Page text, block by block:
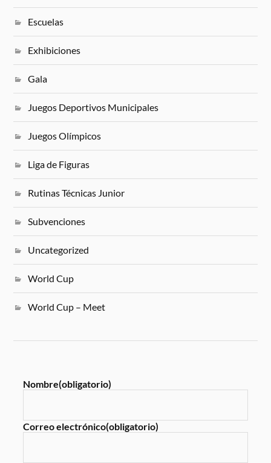
Escuelas
Exhibiciones
Gala
Juegos Deportivos Municipales
Juegos Olímpicos
Liga de Figuras
Rutinas Técnicas Junior
Subvenciones
Uncategorized
World Cup
World Cup – Meet
Nombre(obligatorio)
Correo electrónico(obligatorio)